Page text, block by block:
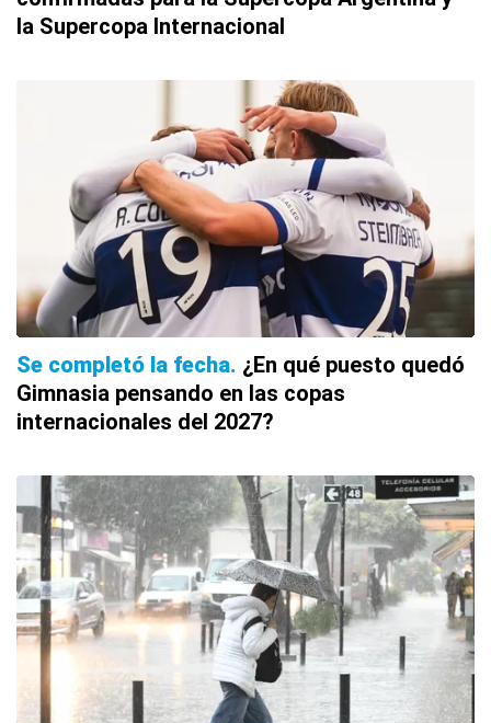
la Supercopa Internacional
Se completó la fecha ¿En qué puesto quedó
Gimnasia pensando en las copas
internacionales del 2027?